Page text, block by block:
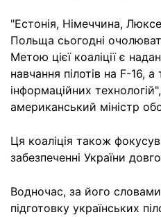
"Естонія, Німеччина,
Польща сьогодні
Метою цієї коаліції є
навчання пілотів на F-16,
інформаційних
американський міністр
Ця коаліція також
забезпеченні України
Водночас, за його
підготовку українських